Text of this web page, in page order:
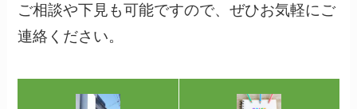
ご相談や下見も可能ですので、ぜひお気軽にご
連絡ください。